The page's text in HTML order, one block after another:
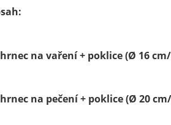
na vaření + poklice (Ø 16
na pečení + poklice (Ø 20